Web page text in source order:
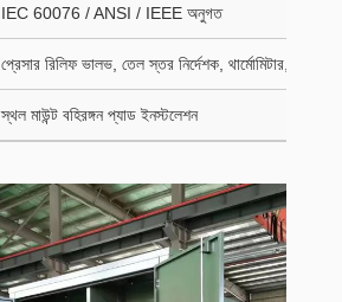
IEC 60076 / ANSI / IEEE অনুগত
প্রেসার রিলিফ ভালভ, তেল স্তর নির্দেশক, থার্মোমিটার, বুশিংস,
স্থল মাউন্ট বহিরঙ্গন প্যাড ইনস্টলেশন